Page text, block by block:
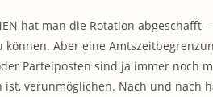
hat man die Rotation
können. Aber eine
Parteiposten sind ja immer noch
verunmöglichen. Nach und nach